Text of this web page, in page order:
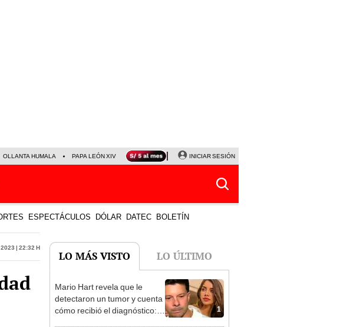
OLLANTA HUMALA PAPA LEÓN XIV NALDY SALDAÑA LA BELLA LUZ
INICIAR SESIÓN
ESPECTÁCULOS DÓLAR DATEC BOLETÍN
| 22:32 h
LO MÁS VISTO LO ÚLTIMO
1
Mario Hart revela que le
detectaron un tumor y cuenta
cómo recibió el diagnóstico: